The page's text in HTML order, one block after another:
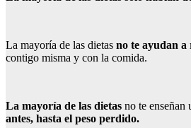
La mayoría de las dietas no te ayudan a
contigo misma y con la comida.
La mayoría de las dietas no te enseñan
antes, hasta el peso perdido.